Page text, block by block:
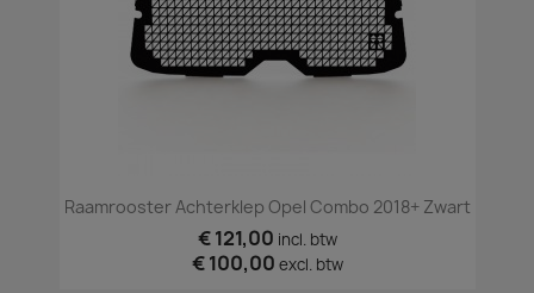
Raamrooster Achterklep Opel Combo 2018+ Zwart
€ 121,00 incl. btw
€ 100,00 excl. btw